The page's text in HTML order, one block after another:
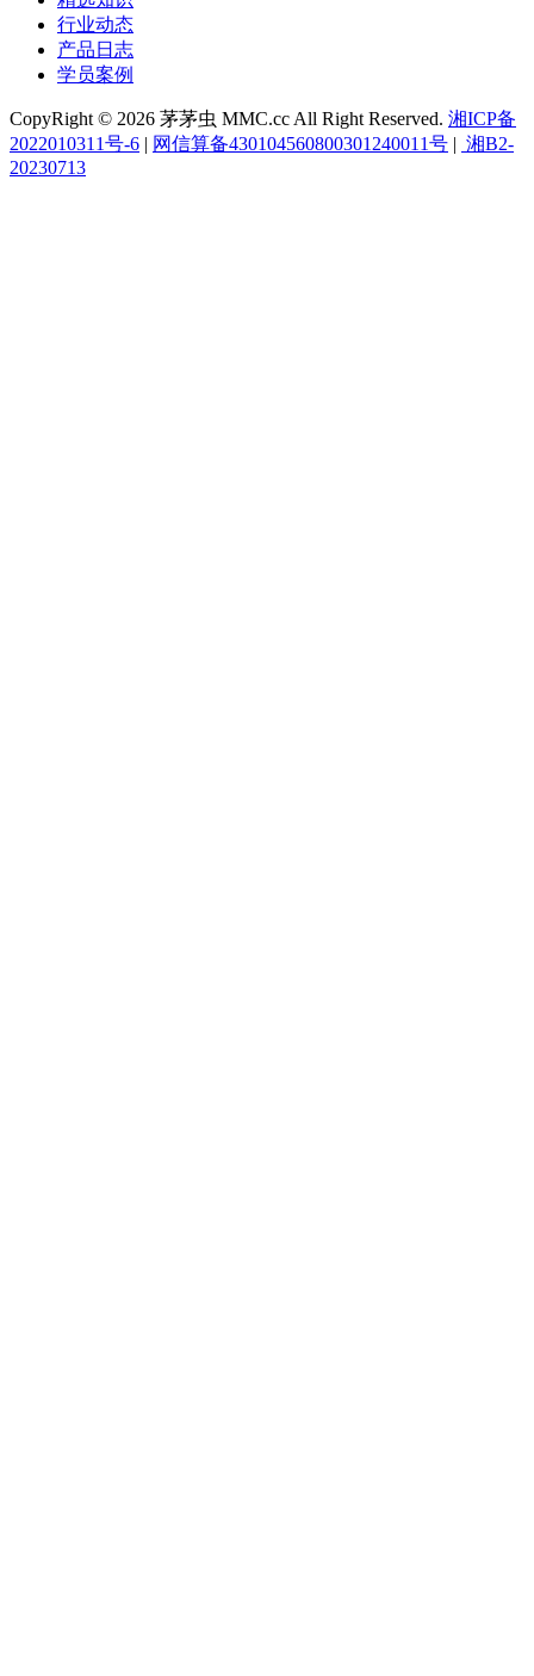
行业动态
产品日志
学员案例
CopyRight © 2026 茅茅虫 MMC.cc All Right Reserved. 湘ICP备
2022010311号-6 | 网信算备430104560800301240011号 | 湘B2-
20230713